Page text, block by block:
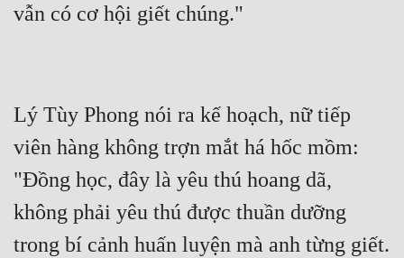
Lý Tùy Phong nói ra kế hoạch, nữ tiếp
viên hàng không trợn mắt há hốc mồm:
"Đồng học, đây là yêu thú hoang dã,
không phải yêu thú được thuần dưỡng
trong bí cảnh huấn luyện mà anh từng giết.